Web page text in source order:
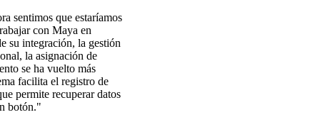
sentimos que estaríamos
con Maya en
su integración, la gestión
la asignación de
se ha vuelto más
facilita el registro de
permite recuperar datos
botón."